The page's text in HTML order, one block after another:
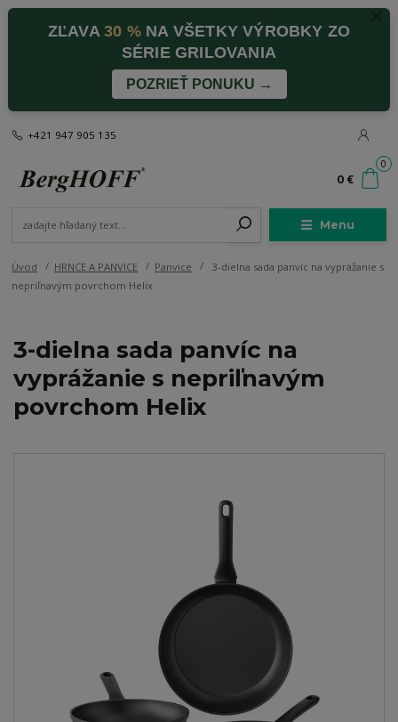
ZĽAVA30 %NA VŠETKY VÝROBKY ZO
SÉRIE GRILOVANIA
POZRIEŤ PONUKU →
Menu
+421 947 905 135
0
0 €
Úvod HRNCE A PANVICE Panvice
3-dielna sada panvíc na vyprážanie s
nepriľnavým povrchom Helix
3-dielna sada panvíc na
vyprážanie s nepriľnavým
povrchom Helix